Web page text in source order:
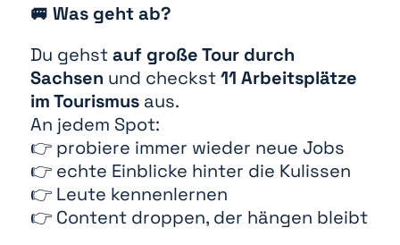
🚐 Was geht ab?
Du gehstauf große Tour durch
Sachsen und checkst11 Arbeitsplätze
im Tourismus aus.
An jedem Spot:
👉 probiere immer wieder neue Jobs
👉 echte Einblicke hinter die Kulissen
👉 Leute kennenlernen
👉 Content droppen, der hängen bleibt